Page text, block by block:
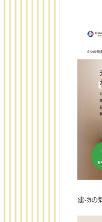
建物の